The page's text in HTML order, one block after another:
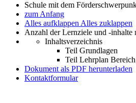
Schule mit dem
zum Anfang
Alles aufklappen Alles zuklappen
Anzahl der Lernziele und -inhalte
Inhaltsverzeichnis
Teil Grundlagen
Teil Lehrplan
Dokument als PDF herunterladen
Kontaktformular